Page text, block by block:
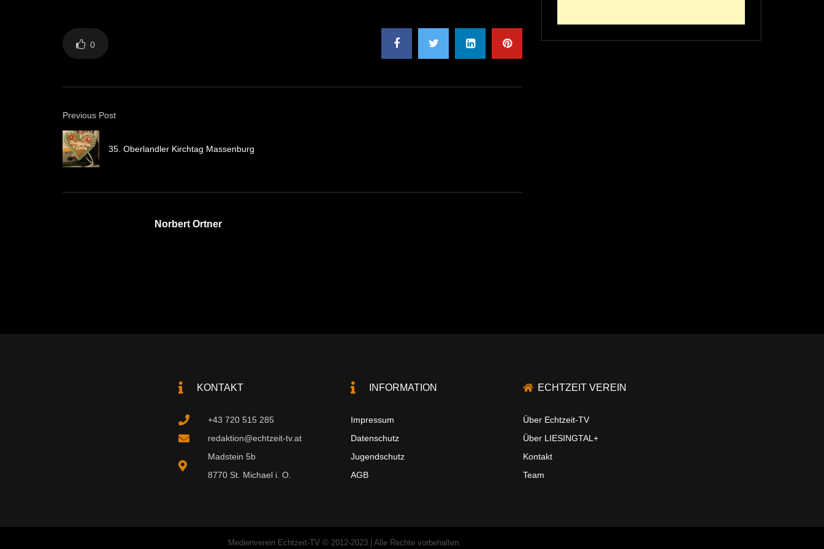
0
Previous Post
35. Oberlandler Kirchtag Massenburg
Norbert Ortner
KONTAKT
+43 720 515 285
redaktion@echtzeit-tv.at
Madstein 5b
8770 St. Michael i. O.
INFORMATION
Impressum
Datenschutz
Jugendschutz
AGB
ECHTZEIT VEREIN
Über Echtzeit-TV
Über LIESINGTAL+
Kontakt
Team
Medienverein Echtzeit-TV © 2012-2023 | Alle Rechte vorbehalten.